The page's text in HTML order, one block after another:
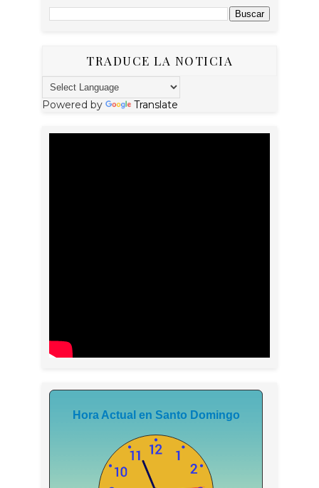
TRADUCE LA NOTICIA
Powered by Translate
Hora Actual en Santo Domingo